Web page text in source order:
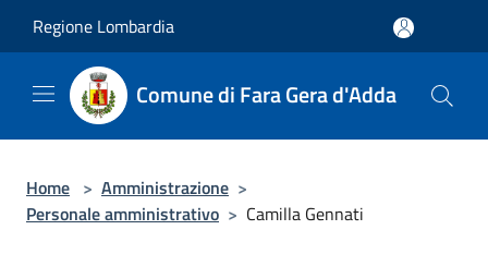
Regione Lombardia
Comune di Fara Gera d'Adda
Home > Amministrazione >
Personale amministrativo > Camilla Gennati